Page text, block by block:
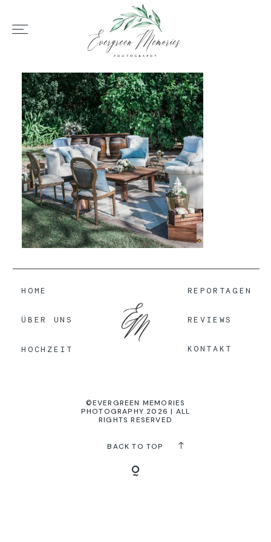
HOME
ÜBER UNS
HOCHZEIT
REPORTAGEN
REVIEWS
KONTAKT
©EVERGREEN MEMORIES
PHOTOGRAPHY 2026 | ALL
RIGHTS RESERVED
BACK TO TOP
HOME
ÜBER UNS
HOCHZEIT
REPORTAGEN
KONTAKT